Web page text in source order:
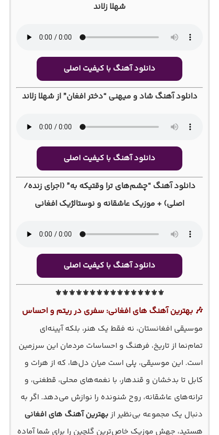
شهلا زلاند
دانلود آهنگ با کیفیت اصلی
دانلود آهنگ شاد و میهنی “دختر افغان” از شهلا زلاند
دانلود آهنگ با کیفیت اصلی
دانلود آهنگ “چشم‌های ترا وقتیکه به” (اجرای زنده/
اصلی) + موزیک عاشقانه و نوستالژیک افغانی
دانلود آهنگ با کیفیت اصلی
⚜️⚜️⚜️⚜️⚜️⚜️⚜️⚜️⚜️⚜️⚜️⚜️⚜️⚜️⚜️⚜️
🎶 بهترین آهنگ های افغانی: سفری در ریتم و احساس
موسیقی افغانستان، نه فقط یک هنر، بلکه آیینه‌ای
تمام‌نما از تاریخ، فرهنگ و احساسات مردمان این سرزمین
است. این موسیقی، پلی است میان دل‌ها، که از هرات و
کابل تا بدخشان و قندهار، با نغمه‌های محلی، قطغنی، و
ترانه‌های عاشقانه، روح شنونده را نوازش می‌دهد. اگر به
دنبال یک مجموعه بی‌نظیر از بهترین آهنگ های افغانی
هستید، جهش موزیک خاص‌ترین گلچین را برای شما آماده